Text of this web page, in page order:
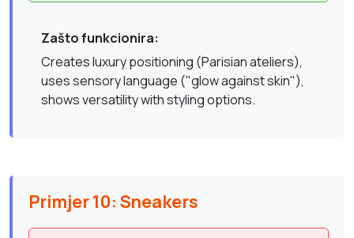
Zašto funkcionira:
Creates luxury positioning (Parisian ateliers),
uses sensory language ("glow against skin"),
shows versatility with styling options.
Primjer 10: Sneakers